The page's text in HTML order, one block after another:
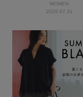
WOMEN
2026.07.31